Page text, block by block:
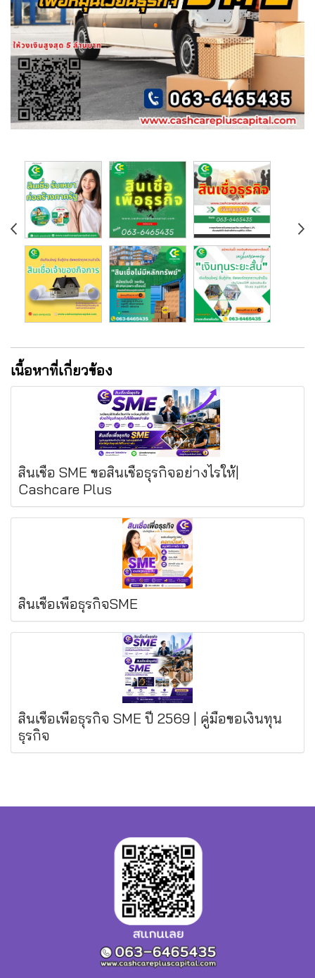
เนื้อหาที่เกี่ยวข้อง
สินเชื่อ SME ขอสินเชื่อธุรกิจอย่างไรให้|
Cashcare Plus
สินเชื่อเพื่อธุรกิจSME
สินเชื่อเพื่อธุรกิจ SME ปี 2569 | คู่มือขอเงินทุน
ธุรกิจ